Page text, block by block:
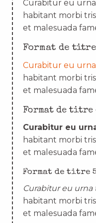
Curabitur eu
habitant morbi
et malesuada
Format de
Curabitur eu
habitant morbi
et malesuada
Format de titre
Curabitur eu
habitant morbi
et malesuada
Format de titre 5
Curabitur eu urna
habitant morbi
et malesuada